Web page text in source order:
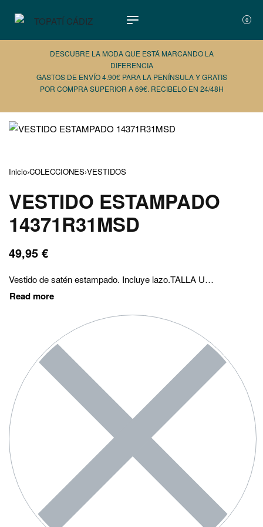
0
DESCUBRE LA MODA QUE ESTÁ MARCANDO LA
DIFERENCIA
GASTOS DE ENVÍO 4.90€ PARA LA PENÍNSULA Y GRATIS
POR COMPRA SUPERIOR A 69€. RECIBELO EN 24/48H
Inicio›COLECCIONES›VESTIDOS
VESTIDO ESTAMPADO
14371R31MSD
49,95 €
Vestido de satén estampado. Incluye lazo.TALLA UNICAAltura de la modelo: 1.70cm